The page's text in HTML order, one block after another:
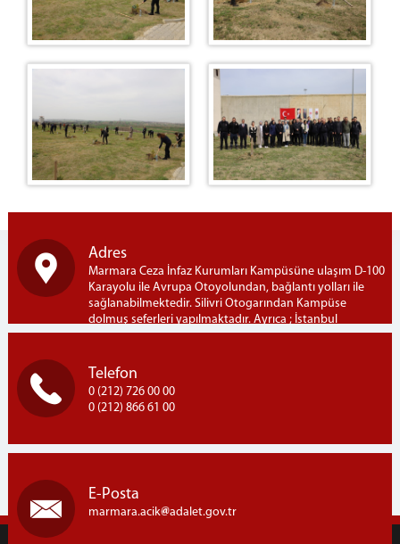
Mobilya
Restaurant
Restoran Menümüz
Bardak Atölyesi
Oto Yıkama
Alış Veriş Merkezi & Kafeterya
Çiğ Köfte
Adres
Marmara Ceza İnfaz Kurumları Kampüsüne ulaşım D-100
Karayolu ile Avrupa Otoyolundan, bağlantı yolları ile
sağlanabilmektedir. Silivri Otogarından Kampüse
dolmuş seferleri yapılmaktadır. Ayrıca ; İstanbul
Bayrampaşa Otogarından Kampüse İETT-303B hattı ile
Marmara Ceza İnfaz Kurumları Kampusü, Semizkumlar
Mh. Silivri / İSTANBUL
Telefon
0 (212) 726 00 00
0 (212) 866 61 00
E-Posta
marmara.acik adalet.gov.tr